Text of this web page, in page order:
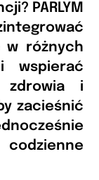
PARLYM
w różnych
wspierać
zdrowia i
zacieśnić